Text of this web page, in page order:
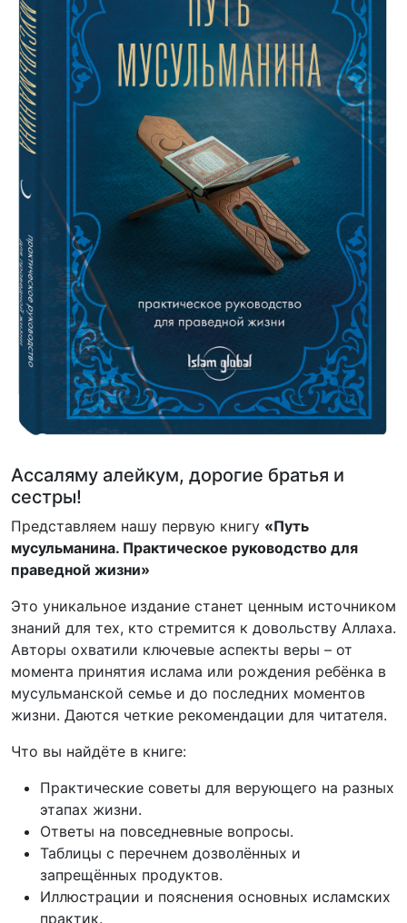
Ассаляму алейкум, дорогие братья и
сестры!
Представляем нашу первую книгу «Путь
мусульманина. Практическое руководство для
праведной жизни»
Это уникальное издание станет ценным источником
знаний для тех, кто стремится к довольству Аллаха.
Авторы охватили ключевые аспекты веры – от
момента принятия ислама или рождения ребёнка в
мусульманской семье и до последних моментов
жизни. Даются четкие рекомендации для читателя.
Что вы найдёте в книге:
Практические советы для верующего на разных
этапах жизни.
Ответы на повседневные вопросы.
Таблицы с перечнем дозволённых и
запрещённых продуктов.
Иллюстрации и пояснения основных исламских
практик.